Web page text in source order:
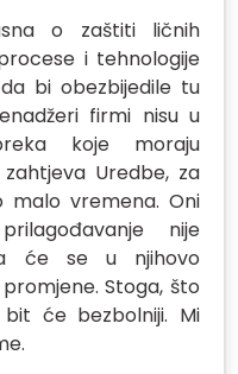
o zaštiti ličnih
i tehnologije
bi obezbijedile tu
firmi nisu u
koje moraju
Uredbe, za
malo vremena. Oni
nije
će se u njihovo
Stoga, što
će bezbolniji. Mi